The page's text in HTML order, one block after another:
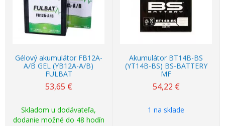
Gélový akumulátor FB12A-
A/B GEL (YB12A-A/B)
FULBAT
53,65 €
Skladom u dodávateľa,
dodanie možné do 48 hodín
Akumulátor BT14B-BS
(YT14B-BS) BS-BATTERY
MF
54,22 €
1 na sklade